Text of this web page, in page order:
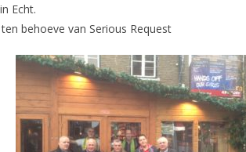
Echt.
behoeve van Serious Request